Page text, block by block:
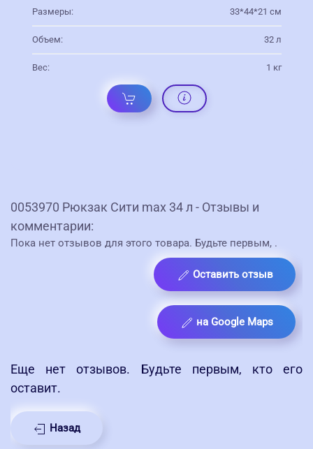
Размеры: 33*44*21 см
Объем: 32 л
Вес: 1 кг
0053970 Рюкзак Сити max 34 л - Отзывы и
комментарии:
Пока нет отзывов для этого товара. Будьте первым, .
Оставить отзыв
на Google Maps
Еще нет отзывов. Будьте первым, кто его
оставит.
Назад